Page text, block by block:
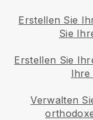
Erstellen Sie
Sie
Erstellen Sie
Ihre
Verwalten